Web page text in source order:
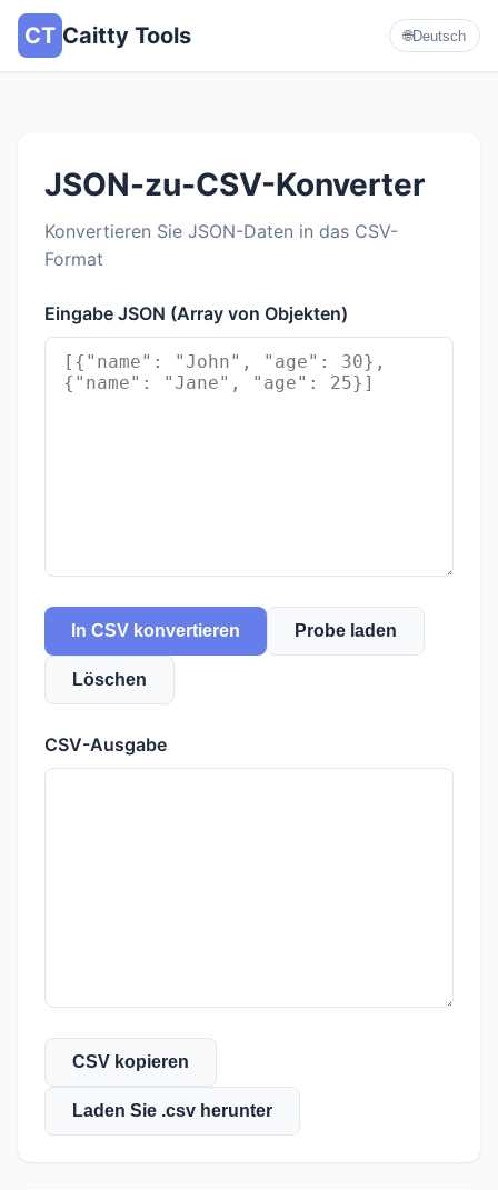
CT Caitty Tools 🌐Deutsch
JSON-zu-CSV-Konverter
Konvertieren Sie JSON-Daten in das CSV-
Format
Eingabe JSON (Array von Objekten)
In CSV konvertieren Probe laden
Löschen
CSV-Ausgabe
CSV kopieren
Laden Sie .csv herunter